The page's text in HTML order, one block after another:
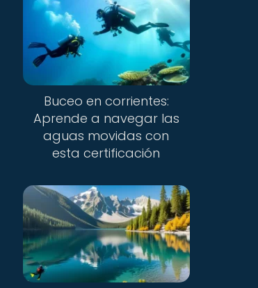
Buceo en corrientes:
Aprende a navegar las
aguas movidas con
esta certificación